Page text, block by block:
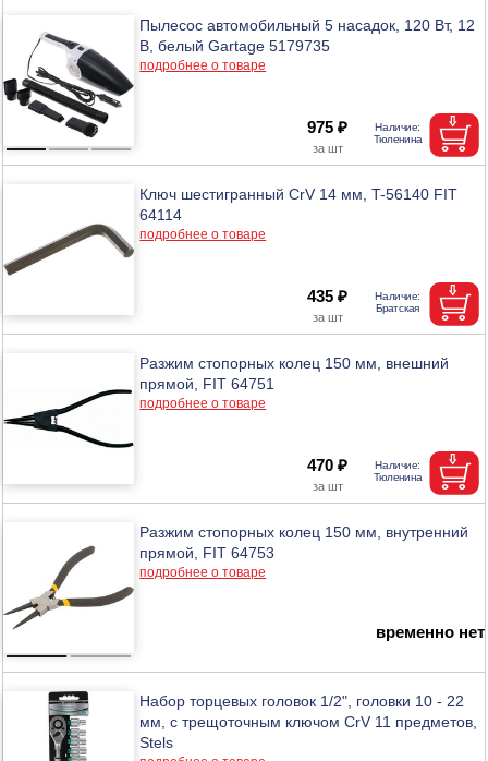
Пылесос автомобильный 5 насадок, 120 Вт, 12
В, белый Gartage 5179735
подробнее о товаре
975 ₽
Ключ шестигранный CrV 14 мм, T-56140 FIT
64114
подробнее о товаре
435 ₽
Разжим стопорных колец 150 мм, внешний
прямой, FIT 64751
подробнее о товаре
470 ₽
Разжим стопорных колец 150 мм, внутренний
прямой, FIT 64753
подробнее о товаре
временно нет
Набор торцевых головок 1/2", головки 10 - 22
мм, с трещоточным ключом CrV 11 предметов,
Stels